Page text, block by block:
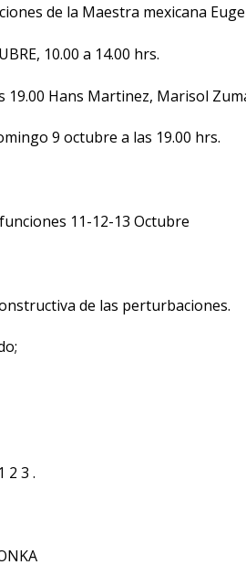
de la Maestra mexicana
10.00 a 14.00 hrs.
19.00 Hans Martinez, Marisol
9 octubre a las 19.00 hrs.
11-12-13 Octubre
de las perturbaciones.
2 3 .